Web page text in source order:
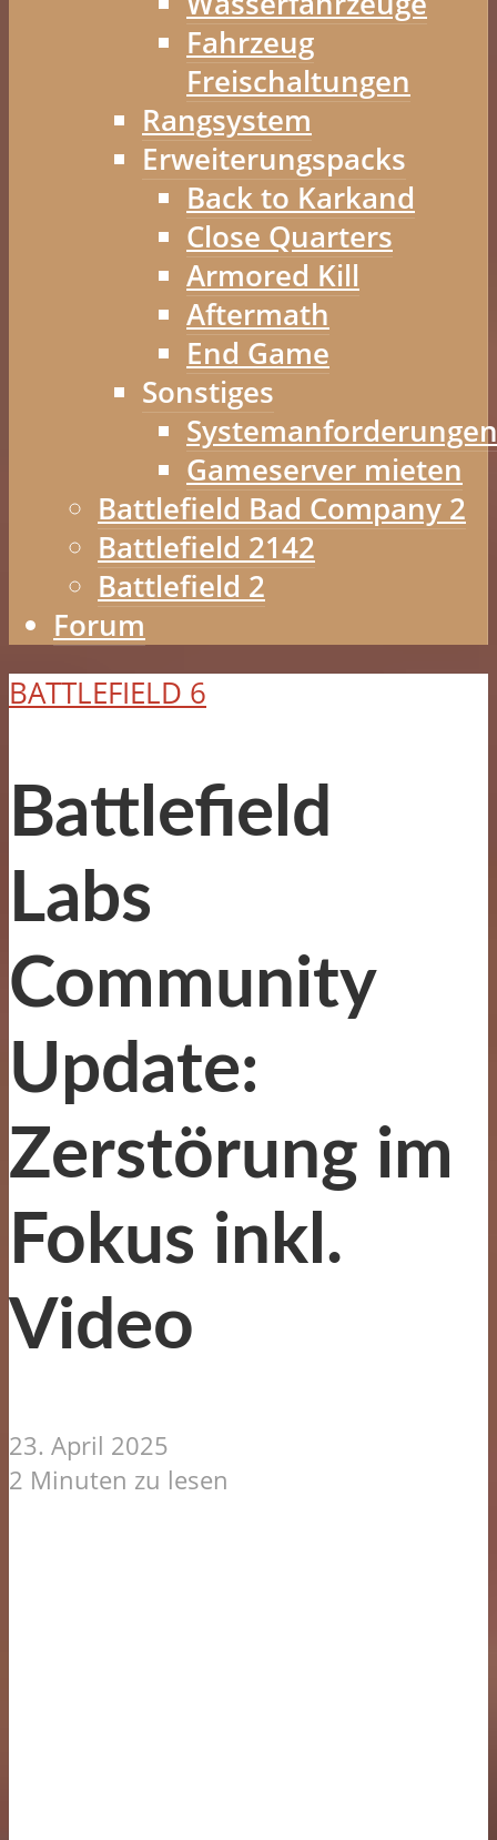
Fahrzeug
Freischaltungen
Rangsystem
Erweiterungspacks
Back to Karkand
Close Quarters
Armored Kill
Aftermath
End Game
Sonstiges
Systemanforderungen
Gameserver mieten
Battlefield Bad Company 2
Battlefield 2142
Battlefield 2
Forum
BATTLEFIELD 6
Battlefield
Labs
Community
Update:
Zerstörung im
Fokus inkl.
Video
23. April 2025
2 Minuten zu lesen